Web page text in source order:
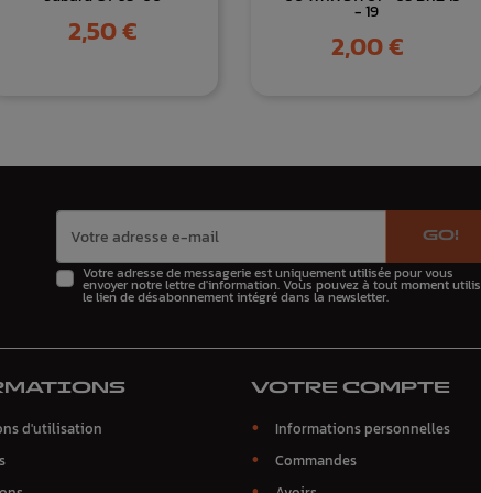
Prix
2,50 €
- 19
Prix
2,00 €
GO!
Votre adresse de messagerie est uniquement utilisée pour vous
envoyer notre lettre d'information. Vous pouvez à tout moment
le lien de désabonnement intégré dans la newsletter.
d'utilisation
VOTRE COMPTE
Informations personnelles
Commandes